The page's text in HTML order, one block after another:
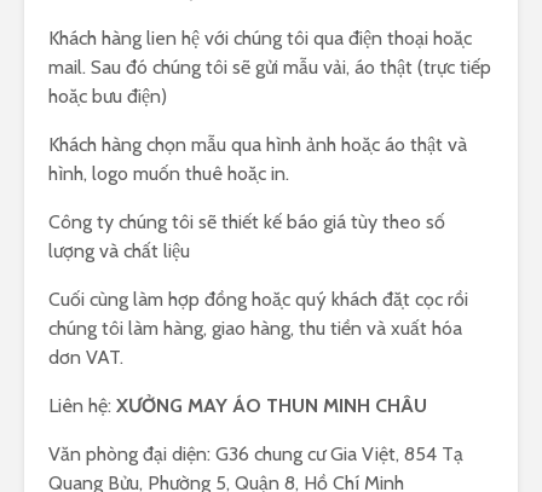
Khách hàng lien hệ với chúng tôi qua điện thoại hoặc
mail. Sau đó chúng tôi sẽ gửi mẫu vải, áo thật (trực tiếp
hoặc bưu điện)
Khách hàng chọn mẫu qua hình ảnh hoặc áo thật và
hình, logo muốn thuê hoặc in.
Công ty chúng tôi sẽ thiết kế báo giá tùy theo số
lượng và chất liệu
Cuối cùng làm hợp đồng hoặc quý khách đặt cọc rồi
chúng tôi làm hàng, giao hàng, thu tiền và xuất hóa
dơn VAT.
Liên hệ: XƯỞNG MAY ÁO THUN MINH CHÂU
Văn phòng đại diện: G36 chung cư Gia Việt, 854 Tạ
Quang Bửu, Phường 5, Quận 8, Hồ Chí Minh